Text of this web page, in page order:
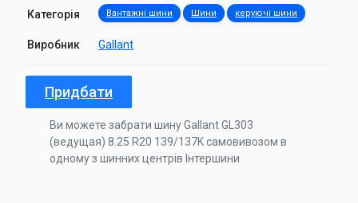
Категорія Вантажні шини Шини керуючі шини
Виробник Gallant
Придбати
Ви можете забрати шину Gallant GL303
(ведущая) 8.25 R20 139/137K самовивозом в
одному з шинних центрів Інтершини